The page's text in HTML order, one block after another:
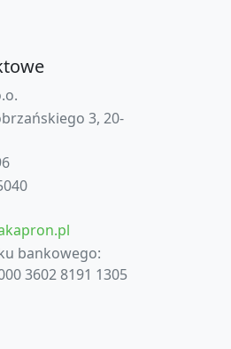
3, 20-
bankowego:
3602 8191 1305